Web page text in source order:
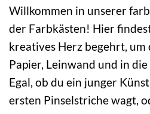
Willkommen in unserer
der Farbkästen! Hier
kreatives Herz begehrt, um
Papier, Leinwand und in
Egal, ob du ein junger
ersten Pinselstriche wagt,